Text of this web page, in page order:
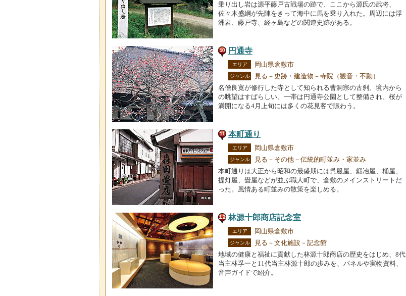
乗り出し岩は源平藤戸古戦場の跡で、ここから源氏の武将、
佐々木盛綱が先陣をきって海中に馬を乗り入れた。周辺には浮
洲岩、藤戸寺、経ヶ島などの関連史跡がある。
円通寺
エリア 岡山県倉敷市
ジャンル
見る－史跡・建造物－寺院（観音・不動）
名僧良寛が修行した寺として知られる曹洞宗の古刹。境内から
の眺望はすばらしい。一帯は円通寺公園として整備され、桜が
満開になる4月上旬には多くの花見客で賑わう。
本町通り
エリア 岡山県倉敷市
ジャンル
見る－その他－伝統的町並み・家並み
本町通りは大正から昭和の最盛期には呉服屋、鍛冶屋、桶屋、
提灯屋、畳屋などが並ぶ職人町で、倉敷のメインストリートだ
った。風情ある町並みの散策を楽しめる。
林源十郎商店記念室
エリア 岡山県倉敷市
ジャンル
見る－文化施設－記念館
地域の健康と福祉に貢献した林源十郎商店の歴史をはじめ、8代
当主林孚一と11代当主林源十郎の歩みを、パネルや実物資料、
音声ガイドで紹介。